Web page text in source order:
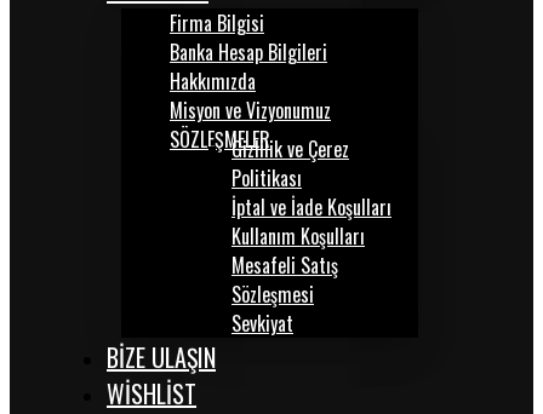
Firma Bilgisi
Banka Hesap Bilgileri
Hakkımızda
Misyon ve Vizyonumuz
SÖZLEŞMELERGizlilik ve Çerez
Politikası
İptal ve İade Koşulları
Kullanım Koşulları
Mesafeli Satış
Sözleşmesi
Sevkiyat
BİZE ULAŞIN
WISHLIST